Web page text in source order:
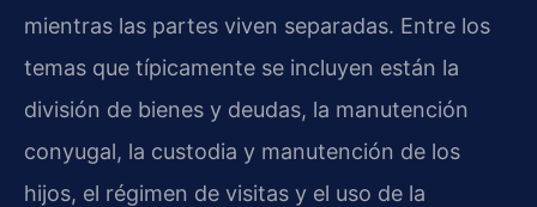
mientras las partes viven separadas. Entre los
temas que típicamente se incluyen están la
división de bienes y deudas, la manutención
conyugal, la custodia y manutención de los
hijos, el régimen de visitas y el uso de la